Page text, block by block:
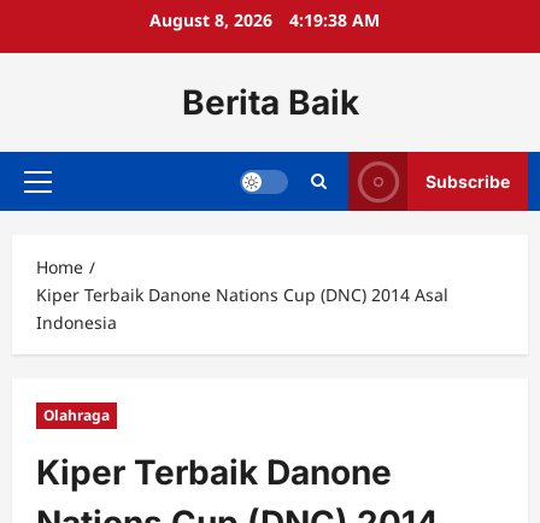
August 8, 2026 4:19:38 AM
Berita Baik
Primary
Subscribe
Home
Kiper Terbaik Danone Nations Cup (DNC) 2014 Asal
Indonesia
Olahraga
Kiper Terbaik Danone